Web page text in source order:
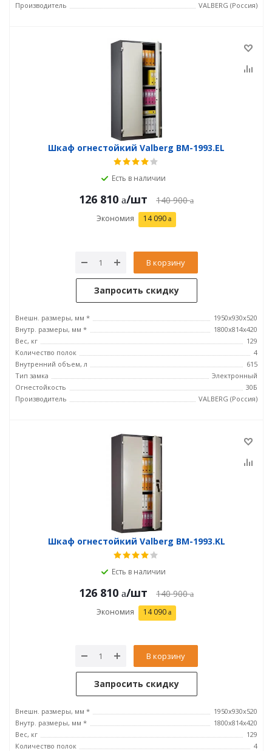
Производитель
VALBERG (Россия)
Шкаф огнестойкий Valberg BM-1993.EL
Есть в наличии
126 810 /шт 140 900
Экономия 14 090
В корзину
Запросить скидку
Внешн. размеры, мм *
1950x930x520
Внутр. размеры, мм *
1800x814x420
Вес, кг
129
Количество полок
4
Внутренний объем, л
615
Тип замка
Электронный
Огнестойкость
30Б
Производитель
VALBERG (Россия)
Шкаф огнестойкий Valberg BM-1993.KL
Есть в наличии
126 810 /шт 140 900
Экономия 14 090
В корзину
Запросить скидку
Внешн. размеры, мм *
1950x930x520
Внутр. размеры, мм *
1800x814x420
Вес, кг
129
Количество полок
4